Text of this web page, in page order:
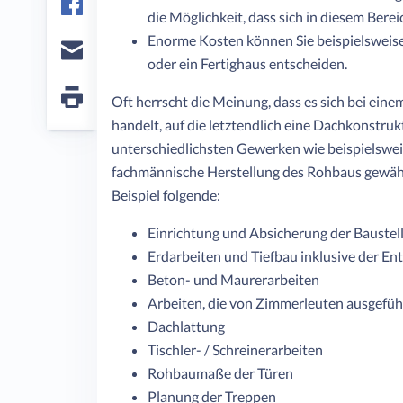
mail
drucken
die Möglichkeit, dass sich in diesem
Enorme Kosten können Sie
oder ein Fertighaus entscheiden.
Oft herrscht die Meinung, dass es sich bei
handelt, auf die letztendlich eine
unterschiedlichsten Gewerken wie
fachmännische Herstellung des Rohbaus
Beispiel folgende:
Einrichtung und Absicherung der
Erdarbeiten und Tiefbau inklusive der
Beton- und Maurerarbeiten
Arbeiten, die von Zimmerleuten
Dachlattung
Tischler- / Schreinerarbeiten
Rohbaumaße der Türen
Planung der Treppen